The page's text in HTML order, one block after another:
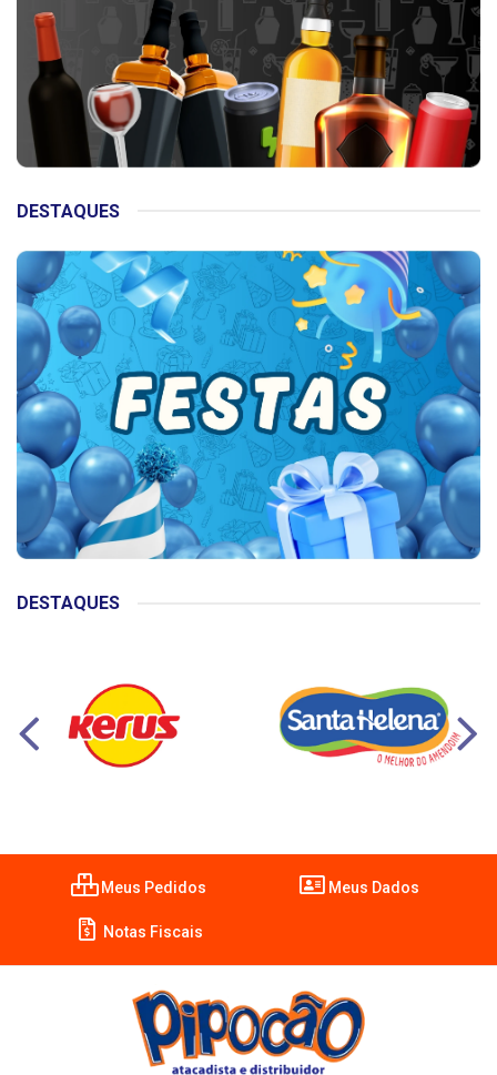
DESTAQUES
DESTAQUES
Meus Pedidos Meus Dados
Notas Fiscais